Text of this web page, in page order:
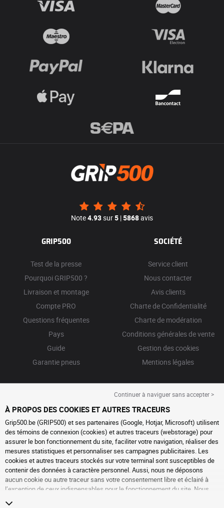
Note4.93sur5 |5868avis
GRIP500
Test de la presse
Pourquoi GRIP500 ?
Livraison et montage
Compte PRO
Questions fréquentes
Pays
Guide
Garantie pneus
SOCIÉTÉ
Service client
Nous contacter
Avis clients
Charte de Confidentialité
Charte de modération
Conditions générales de vente
Gestion des cookies
Mentions légales
Continuer à naviguer sans accepter >
À PROPOS DES COOKIES ET AUTRES TRACEURS
Grip500.be (GRIP500) et ses partenaires (Google, Hotjar, Microsoft) utilisent
des témoins de connexion (cookies) et autres traceurs (webstorage) pour
assurer le bon fonctionnement du site, faciliter votre navigation, réaliser des
mesures statistiques et personnaliser ses campagnes publicitaires. Les
cookies et autres traceurs stockés sur votre terminal sont susceptibles de
contenir des données à caractère personnel. Aussi, nous ne déposons
aucun cookie ou autre traceur sans votre consentement libre et éclairé à
l’exception de ceux indispensables pour le fonctionnement du site. Nous